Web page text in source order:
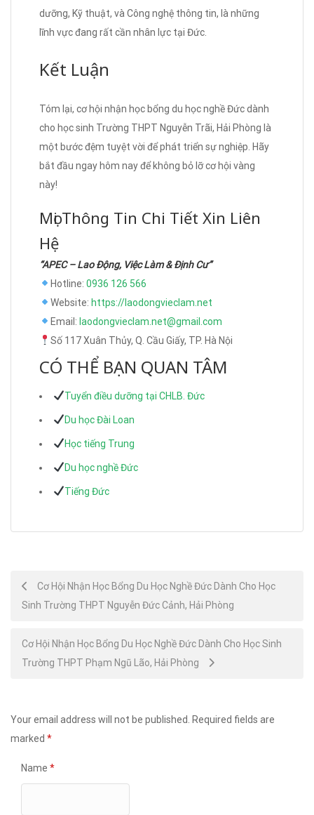
dưỡng, Kỹ thuật, và Công nghệ thông tin, là những
lĩnh vực đang rất cần nhân lực tại Đức.
Kết Luận
Tóm lại, cơ hội nhận học bổng du học nghề Đức dành
cho học sinh Trường THPT Nguyễn Trãi, Hải Phòng là
một bước đệm tuyệt vời để phát triển sự nghiệp. Hãy
bắt đầu ngay hôm nay để không bỏ lỡ cơ hội vàng
này!
Mọi Thông Tin Chi Tiết Xin Liên
Hệ
“APEC – Lao Động, Việc Làm & Định Cư”
Hotline: 0936 126 566
Website: https://laodongvieclam.net
Email: laodongvieclam.net@gmail.com
Số 117 Xuân Thủy, Q. Cầu Giấy, TP. Hà Nội
CÓ THỂ BẠN QUAN TÂM
Tuyển điều dưỡng tại CHLB. Đức
Du học Đài Loan
Học tiếng Trung
Du học nghề Đức
Tiếng Đức
Post
navigation
Cơ Hội Nhận Học Bổng Du Học Nghề Đức Dành Cho Học
Sinh Trường THPT Nguyễn Đức Cảnh, Hải Phòng
Cơ Hội Nhận Học Bổng Du Học Nghề Đức Dành Cho Học Sinh
Trường THPT Phạm Ngũ Lão, Hải Phòng
Your email address will not be published.
Required fields are
marked *
Name *